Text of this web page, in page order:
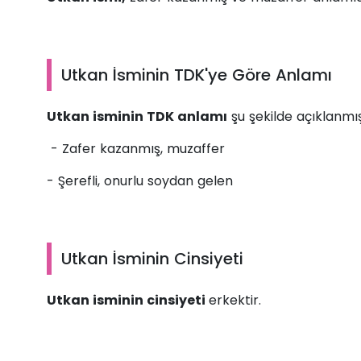
Utkan İsminin TDK'ye Göre Anlamı
Utkan isminin TDK anlamı şu şekilde
- Zafer kazanmış, muzaffer
- Şerefli, onurlu soydan gelen
Utkan İsminin Cinsiyeti
Utkan isminin cinsiyeti erkektir.